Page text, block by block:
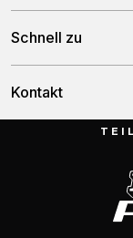
Tulip
Team
Schnell zu
Kontakt
Munnikenheiweg 47